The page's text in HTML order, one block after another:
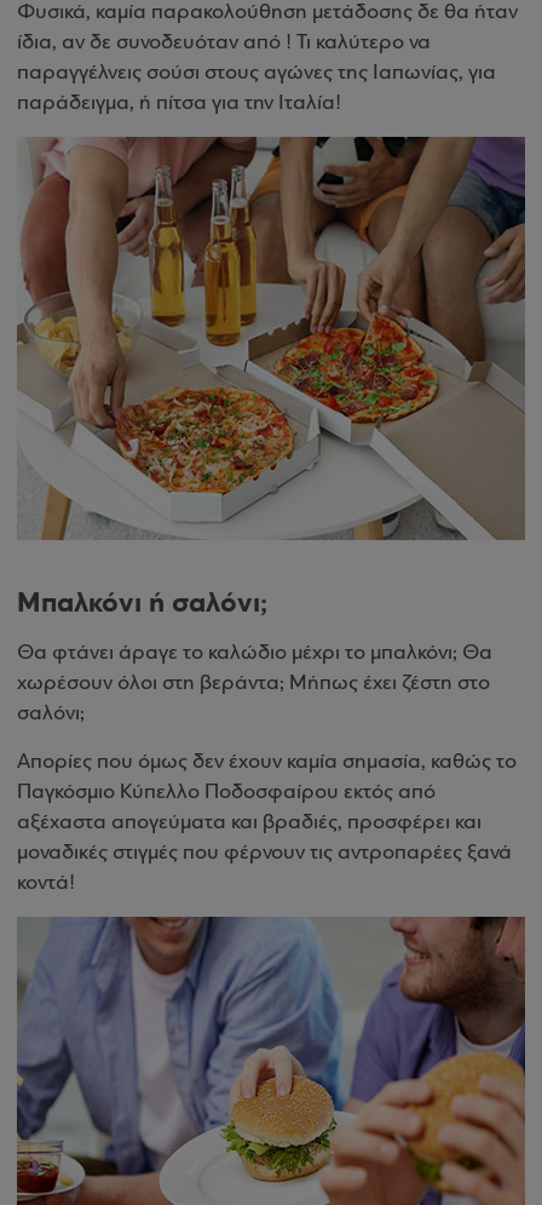
Φυσικά, καμία παρακολούθηση μετάδοσης δε θα ήταν
ίδια, αν δε συνοδευόταν από ! Τι καλύτερο να
παραγγέλνεις σούσι στους αγώνες της Ιαπωνίας, για
παράδειγμα, ή πίτσα για την Ιταλία!
Μπαλκόνι ή σαλόνι;
Θα φτάνει άραγε το καλώδιο μέχρι το μπαλκόνι; Θα
χωρέσουν όλοι στη βεράντα; Μήπως έχει ζέστη στο
σαλόνι;
Απορίες που όμως δεν έχουν καμία σημασία, καθώς το
Παγκόσμιο Κύπελλο Ποδοσφαίρου εκτός από
αξέχαστα απογεύματα και βραδιές, προσφέρει και
μοναδικές στιγμές που φέρνουν τις αντροπαρέες ξανά
κοντά!